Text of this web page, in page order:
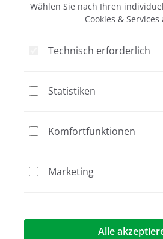
Seite
1 Seite
2
Wählen Sie nach Ihren
Cookies & Services
Technisch erforderlich
Statistiken
Komfortfunktionen
Marketing
Alle